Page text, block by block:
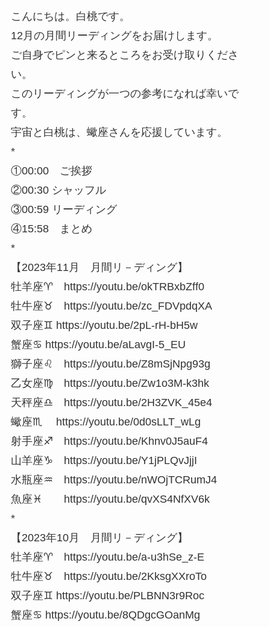
こんにちは。白桃です。
12月の月間リーディングをお届けします。
ご自身でピンと来るところをお受け取りくださ
い。
このリーディングが一つの参考になれば幸いで
す。
宇宙と白桃は、蠍座さんを応援しています。
*
①00:00 ご挨拶
②00:30 シャッフル
③00:59 リーディング
④15:58 まとめ
*
【2023年11月 月間リ－ディング】
牡羊座♈ https://youtu.be/okTRBxbZff0
牡牛座♉ https://youtu.be/zc_FDVpdqXA
双子座♊ https://youtu.be/2pL-rH-bH5w
蟹座♋ https://youtu.be/aLavgI-5_EU
獅子座♌ https://youtu.be/Z8mSjNpg93g
乙女座♍ https://youtu.be/Zw1o3M-k3hk
天秤座♎ https://youtu.be/2H3ZVK_45e4
蠍座♏ https://youtu.be/0d0sLLT_wLg
射手座♐ https://youtu.be/Khnv0J5auF4
山羊座♑ https://youtu.be/Y1jPLQvJjjI
水瓶座♒ https://youtu.be/nWOjTCRumJ4
魚座♓ https://youtu.be/qvXS4NfXV6k
*
【2023年10月 月間リ－ディング】
牡羊座♈ https://youtu.be/a-u3hSe_z-E
牡牛座♉ https://youtu.be/2KksgXXroTo
双子座♊ https://youtu.be/PLBNN3r9Roc
蟹座♋ https://youtu.be/8QDgcGOanMg